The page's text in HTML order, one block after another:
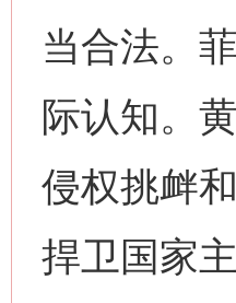
当合法。
际认知。
侵权挑衅
捍卫国家